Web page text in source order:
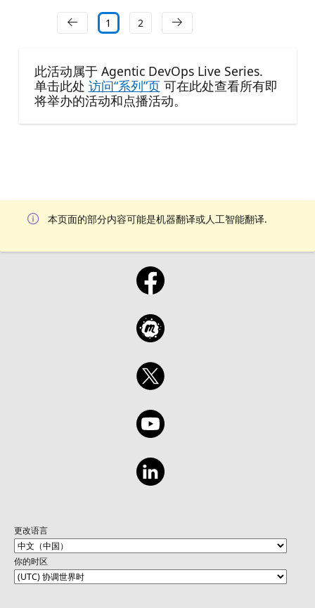
1 2
此活动属于 Agentic DevOps Live Series.
单击此处 访问“系列”页可在此处查看所有即
将举办的活动和点播活动。
本页面的部分内容可能是机器翻译或人工智能翻译.
更改语言
你的时区